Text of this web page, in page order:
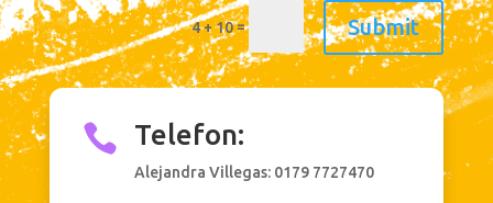
4 + 10= Submit
 Telefon:
Alejandra Villegas: 0179 7727470